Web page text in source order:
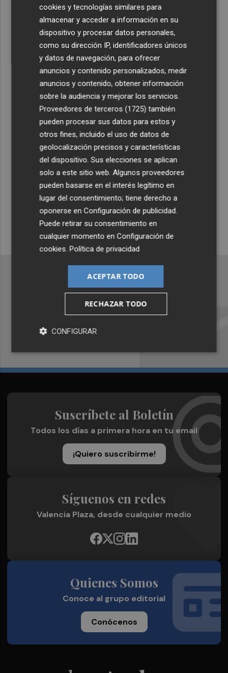
El Ibex 35 cierra en 20.057 puntos, un 0,17% más
El PSPV ultima su particular 'All Stars' para la
Conferencia Política de Alicante
El Ayuntamiento de València inicia la reforma de la
Escuela Infantil Municipal Pardalets e instalará aire
acondicionado
València prepara un operativo especial de limpieza en
playas y el punto de observación para el eclipse solar
Suscríbete al canal de
Whatsapp
Siempre al día de las últimas noticias
¡Quiero suscribirme!
Recibe toda la actualidad de
Suscríbete al Boletín
Todos los días a primera hora en tu email
¡Quiero suscribirme!
Síguenos en redes
Valencia Plaza, desde cualquier medio
Quienes Somos
Conoce al grupo editorial
Conócenos
cookies y tecnologías similares para
almacenar y acceder a información en su
dispositivo y procesar datos personales,
como su dirección IP, identificadores únicos
y datos de navegación, para ofrecer
anuncios y contenido personalizados, medir
anuncios y contenido, obtener información
sobre la audiencia y mejorar los servicios.
Proveedores de terceros (1725) también
pueden procesar sus datos para estos y
otros fines, incluido el uso de datos de
geolocalización precisos y características
del dispositivo. Sus elecciones se aplican
solo a este sitio web. Algunos proveedores
pueden basarse en el interés legítimo en
lugar del consentimiento; tiene derecho a
oponerse enConfiguración de publicidad.
Puede retirar su consentimiento en
cualquier momento enConfiguración de
cookies.Política de privacidad
ACEPTAR TODO
RECHAZAR TODO
CONFIGURAR